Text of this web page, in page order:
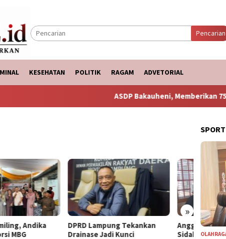
Pencarian
KESEHATAN POLITIK RAGAM ADVETORIAL
ASDP Bakauheni, Memberikan 750
»
Lampung Tekankan
Jadi Kunci
Anggota DPRD Lampung
Sidak SPBU Seputih Jaya
SPORT